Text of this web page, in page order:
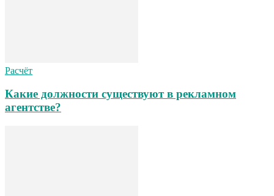
Расчёт
Какие должности существуют в рекламном
агентстве?